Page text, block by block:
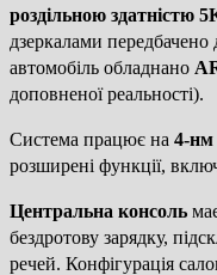
роздільною здатністю
дзеркалами
автомобіль обладнано
доповненої реальності).
Система працює на 4-нм
розширені функції,
Центральна консоль
бездротову зарядку,
речей. Конфігурація